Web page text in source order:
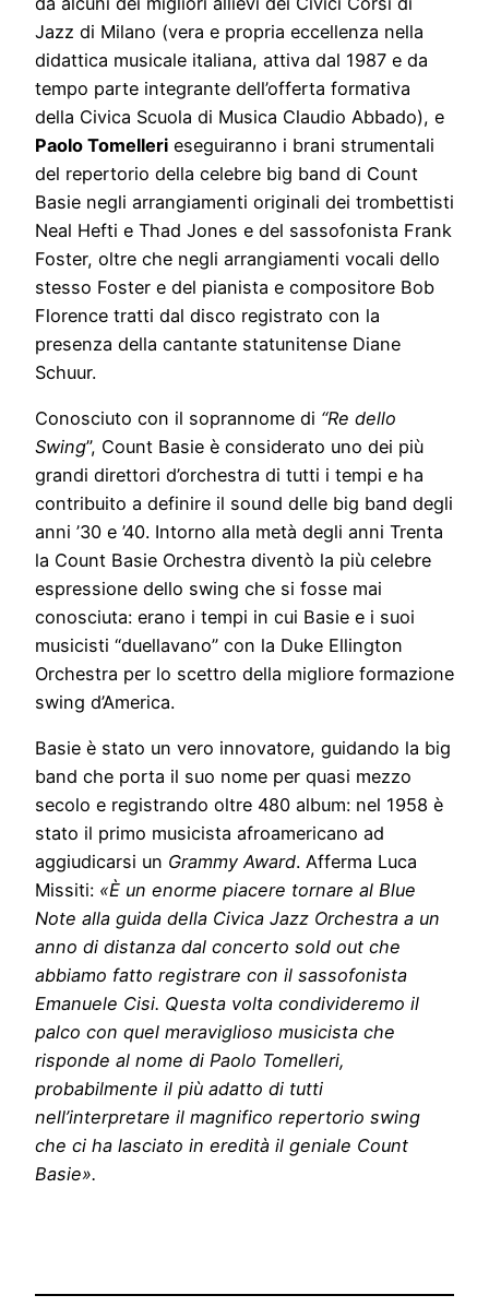
Jazz di Milano (vera e propria eccellenza nella
didattica musicale italiana, attiva dal 1987 e da
tempo parte integrante dell’offerta formativa
della Civica Scuola di Musica Claudio Abbado), e
Paolo Tomelleri eseguiranno i brani strumentali
del repertorio della celebre big band di Count
Basie negli arrangiamenti originali dei trombettisti
Neal Hefti e Thad Jones e del sassofonista Frank
Foster, oltre che negli arrangiamenti vocali dello
stesso Foster e del pianista e compositore Bob
Florence tratti dal disco registrato con la
presenza della cantante statunitense Diane
Schuur.
Conosciuto con il soprannome di “Re dello
Swing”, Count Basie è considerato uno dei più
grandi direttori d’orchestra di tutti i tempi e ha
contribuito a definire il sound delle big band degli
anni ’30 e ’40. Intorno alla metà degli anni Trenta
la Count Basie Orchestra diventò la più celebre
espressione dello swing che si fosse mai
conosciuta: erano i tempi in cui Basie e i suoi
musicisti “duellavano” con la Duke Ellington
Orchestra per lo scettro della migliore formazione
swing d’America.
Basie è stato un vero innovatore, guidando la big
band che porta il suo nome per quasi mezzo
secolo e registrando oltre 480 album: nel 1958 è
stato il primo musicista afroamericano ad
aggiudicarsi un Grammy Award. Afferma Luca
Missiti: «È un enorme piacere tornare al Blue
Note alla guida della Civica Jazz Orchestra a un
anno di distanza dal concerto sold out che
abbiamo fatto registrare con il sassofonista
Emanuele Cisi. Questa volta condivideremo il
palco con quel meraviglioso musicista che
risponde al nome di Paolo Tomelleri,
probabilmente il più adatto di tutti
nell’interpretare il magnifico repertorio swing
che ci ha lasciato in eredità il geniale Count
Basie».